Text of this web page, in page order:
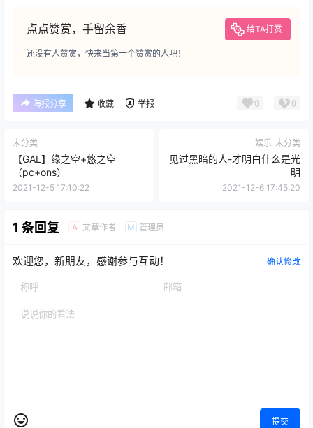
点点赞赏，手留余香 给TA打赏
还没有人赞赏，快来当第一个赞赏的人吧！
海报分享 收藏 举报 0 0
未分类
【GAL】缘之空+悠之空
（pc+ons）
2021-12-5 17:10:22
娱乐 未分类
见过黑暗的人-才明白什么是光
明
2021-12-6 17:45:20
1 条回复 A 文章作者 M 管理员
欢迎您，新朋友，感谢参与互动！ 确认修改
提交